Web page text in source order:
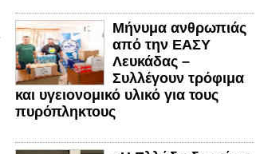
Μήνυμα ανθρωπιάς
από την ΕΑΣΥ
Λευκάδας –
Συλλέγουν τρόφιμα
και υγειονομικό υλικό για τους
πυρόπληκτους